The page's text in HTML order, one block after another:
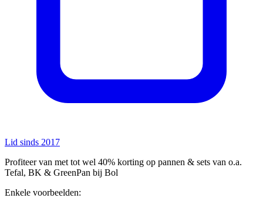
Lid sinds 2017
Profiteer van met tot wel 40% korting op pannen & sets van o.a.
Tefal, BK & GreenPan bij Bol
Enkele voorbeelden: